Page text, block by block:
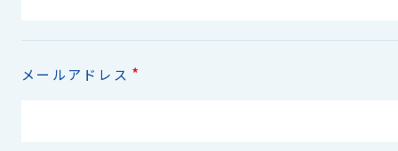
メールアドレス *